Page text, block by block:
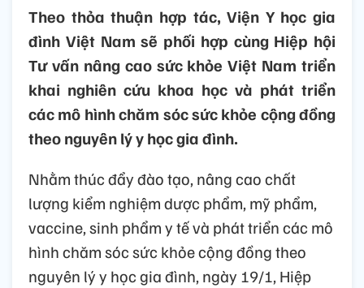
Theo thỏa thuận hợp tác, Viện Y học gia
đình Việt Nam sẽ phối hợp cùng Hiệp hội
Tư vấn nâng cao sức khỏe Việt Nam triển
khai nghiên cứu khoa học và phát triển
các mô hình chăm sóc sức khỏe cộng đồng
theo nguyên lý y học gia đình.
Nhằm thúc đẩy đào tạo, nâng cao chất
lượng kiểm nghiệm dược phẩm, mỹ phẩm,
vaccine, sinh phẩm y tế và phát triển các mô
hình chăm sóc sức khỏe cộng đồng theo
nguyên lý y học gia đình, ngày 19/1, Hiệp